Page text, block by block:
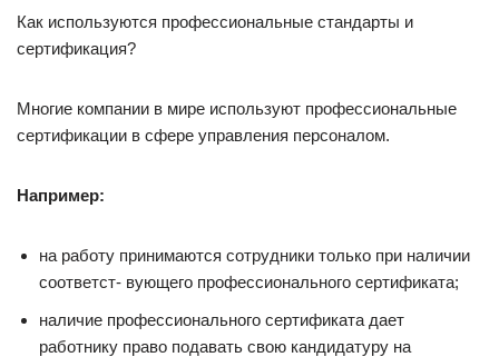
Как используются профессиональные стандарты и
сертификация?
Многие компании в мире используют профессиональные
сертификации в сфере управления персоналом.
Например:
на работу принимаются сотрудники только при наличии
соответст- вующего профессионального сертификата;
наличие профессионального сертификата дает
работнику право подавать свою кандидатуру на